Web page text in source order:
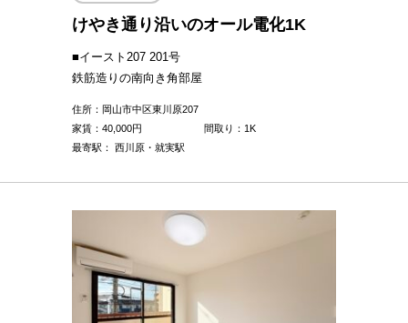
けやき通り沿いのオール電化1K
■イースト207 201号
鉄筋造りの南向き角部屋
住所：岡山市中区東川原207
家賃： 40,000円
間取り：1K
最寄駅： 西川原・就実駅